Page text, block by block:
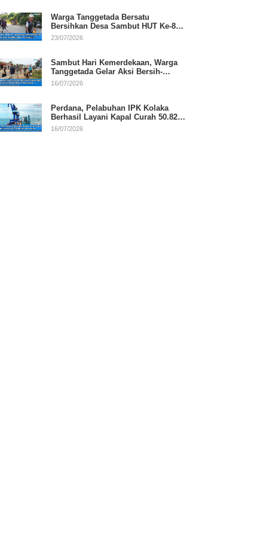
Warga Tanggetada Bersatu
Bersihkan Desa Sambut HUT Ke-81
RI
23/07/2026
Sambut Hari Kemerdekaan, Warga
Tanggetada Gelar Aksi Bersih-
Bersih Desa
16/07/2026
Perdana, Pelabuhan IPK Kolaka
Berhasil Layani Kapal Curah 50.820
Ton
16/07/2026